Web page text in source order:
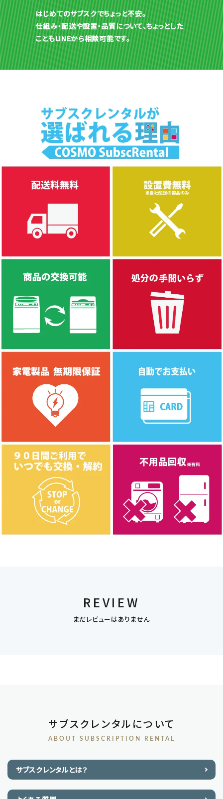
はじめてのサブスクでちょっと不安。
仕組み・配送や設置・品質について、ちょっとした
こともLINEから相談可能です。
REVIEW
まだレビューはありません
サブスクレンタルについて
ABOUT SUBSCRIPTION RENTAL
サブスクレンタルとは？